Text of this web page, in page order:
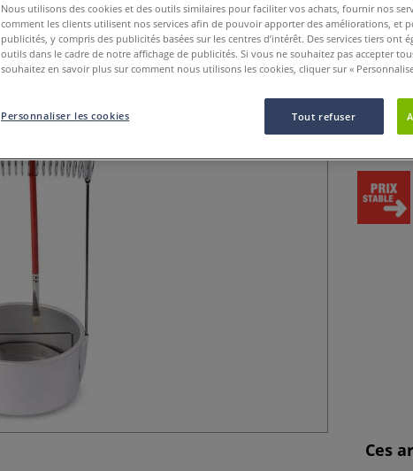
En
pinceaux.
Ces
Nous utilisons des cookies et des outils similaires pour faciliter vos achats, fournir nos
comment les clients utilisent nos services afin de pouvoir apporter des améliorations, et
publicités, y compris des publicités basées sur les centres d’intérêt. Des services tiers ont
outils dans le cadre de notre affichage de publicités. Si vous ne souhaitez pas accepter
souhaitez en savoir plus sur comment nous utilisons les cookies, cliquer sur «
Tout refuser
Personnaliser les cookies